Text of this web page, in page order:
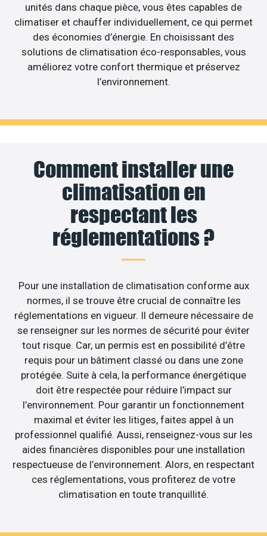
unités dans chaque pièce, vous êtes capables de
climatiser et chauffer individuellement, ce qui permet
des économies d’énergie. En choisissant des
solutions de climatisation éco-responsables, vous
améliorez votre confort thermique et préservez
l’environnement.
Comment installer une
climatisation en
respectant les
réglementations ?
Pour une installation de climatisation conforme aux
normes, il se trouve être crucial de connaître les
réglementations en vigueur. Il demeure nécessaire de
se renseigner sur les normes de sécurité pour éviter
tout risque. Car, un permis est en possibilité d’être
requis pour un bâtiment classé ou dans une zone
protégée. Suite à cela, la performance énergétique
doit être respectée pour réduire l’impact sur
l’environnement. Pour garantir un fonctionnement
maximal et éviter les litiges, faites appel à un
professionnel qualifié. Aussi, renseignez-vous sur les
aides financières disponibles pour une installation
respectueuse de l’environnement. Alors, en respectant
ces réglementations, vous profiterez de votre
climatisation en toute tranquillité.